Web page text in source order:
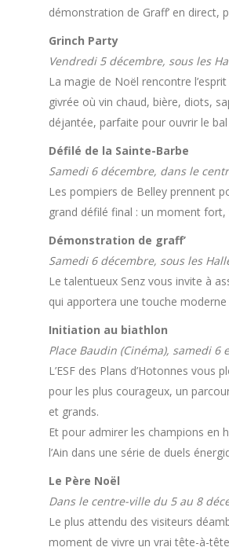
démonstration de Graff’ en direct,
Grinch Party
Vendredi 5 décembre, sous les
La magie de Noël rencontre
givrée où vin chaud, bière, diots,
déjantée, parfaite pour ouvrir le
Défilé de la Sainte-Barbe
Samedi 6 décembre, dans le
Les pompiers de Belley prennent
grand défilé final : un moment
Démonstration de graff’
Samedi 6 décembre, sous les
Le talentueux Senz vous invite à
qui apportera une touche
Initiation au biathlon
Place Baudin (Cinéma), samedi 6
L’ESF des Plans d’Hotonnes
pour les plus courageux, un
et grands.
Et pour admirer les champions en
l’Ain dans une série de duels
Le Père Noël
Dans le centre-ville du 5 au 8
Le plus attendu des visiteurs
moment de vivre un vrai tête-à-